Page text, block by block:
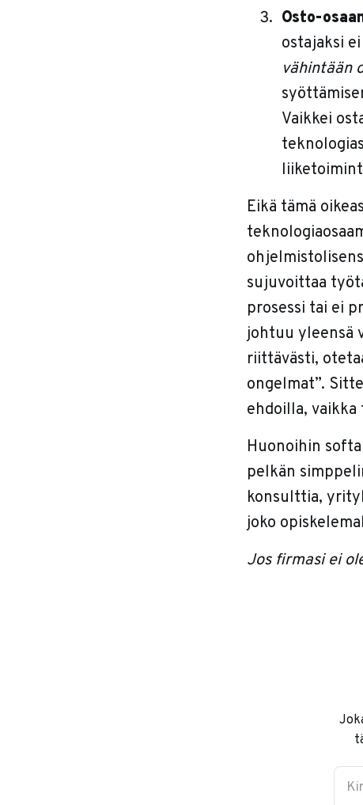
Osto-
ostajaksi
vähintään
Vaikkei
Eikä tämä
sujuvoittaa
prosessi tai ei
johtuu yleensä
riittävästi,
ongelmat”.
ehdoilla,
Huonoihin
pelkän
konsulttia,
joko
Jos firmasi ei